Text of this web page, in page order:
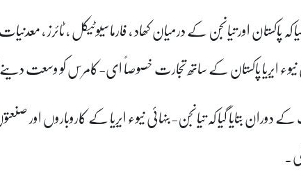
کہ پاکستان اور تیانجن کے درمیان کھاد ، فارماسیوٹیکل ، ٹائرز ،
ایریا پاکستان کے ساتھ تجارت خصوصاً ای-کامرس کو وسعت
دوران بتایا گیا کہ تیانجن-بنہائی نیوء ایریا کے کاروباروں اور